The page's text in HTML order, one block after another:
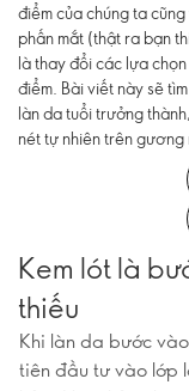
điểm của chúng ta
phấn mắt (thật ra bạn
là thay đổi các lựa
điểm. Bài viết này sẽ
làn da tuổi trưởng
nét tự nhiên trên gương
Kem lót là
thiếu
Khi làn da bước
tiên đầu tư vào lớp